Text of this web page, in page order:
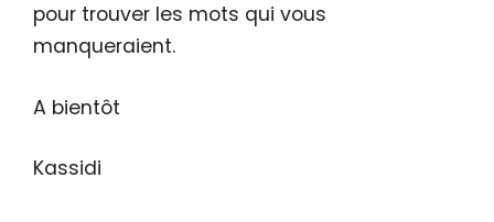
pour trouver les mots qui vous
manqueraient.
A bientôt
Kassidi